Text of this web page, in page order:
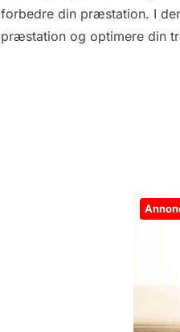
forbedre din præstation. I
præstation og optimere din